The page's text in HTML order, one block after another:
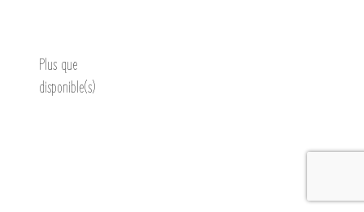
Plus que
disponible(s)